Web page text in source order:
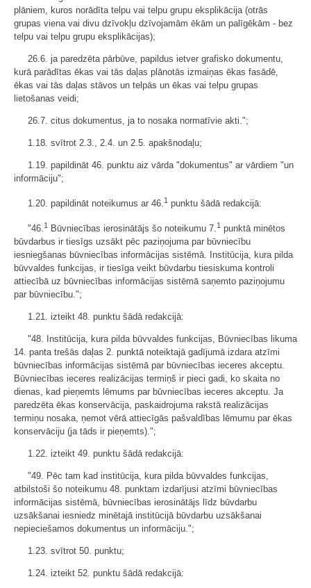
plāniem, kuros norādīta telpu vai telpu grupu eksplikācija (otrās
grupas viena vai divu dzīvokļu dzīvojamām ēkām un palīgēkām - bez
telpu vai telpu grupu eksplikācijas);
26.6. ja paredzēta pārbūve, papildus ietver grafisko dokumentu,
kurā parādītas ēkas vai tās daļas plānotās izmaiņas ēkas fasādē,
ēkas vai tās daļas stāvos un telpās un ēkas vai telpu grupas
lietošanas veidi;
26.7. citus dokumentus, ja to nosaka normatīvie akti.";
1.18. svītrot 2.3., 2.4. un 2.5. apakšnodaļu;
1.19. papildināt 46. punktu aiz vārda "dokumentus" ar vārdiem "un
informāciju";
1.20. papildināt noteikumus ar 46. 1 punktu šādā redakcijā:
"46.1 Būvniecības ierosinātājs šo noteikumu 7.1 punktā minētos
būvdarbus ir tiesīgs uzsākt pēc paziņojuma par būvniecību
iesniegšanas būvniecības informācijas sistēmā. Institūcija, kura pilda
būvvaldes funkcijas, ir tiesīga veikt būvdarbu tiesiskuma kontroli
attiecībā uz būvniecības informācijas sistēmā saņemto paziņojumu
par būvniecību.";
1.21. izteikt 48. punktu šādā redakcijā:
"48. Institūcija, kura pilda būvvaldes funkcijas, Būvniecības likuma
14. panta trešās daļas 2. punktā noteiktajā gadījumā izdara atzīmi
būvniecības informācijas sistēmā par būvniecības ieceres akceptu.
Būvniecības ieceres realizācijas termiņš ir pieci gadi, ko skaita no
dienas, kad pieņemts lēmums par būvniecības ieceres akceptu. Ja
paredzēta ēkas konservācija, paskaidrojuma rakstā realizācijas
termiņu nosaka, ņemot vērā attiecīgās pašvaldības lēmumu par ēkas
konservāciju (ja tāds ir pieņemts).";
1.22. izteikt 49. punktu šādā redakcijā:
"49. Pēc tam kad institūcija, kura pilda būvvaldes funkcijas,
atbilstoši šo noteikumu 48. punktam izdarījusi atzīmi būvniecības
informācijas sistēmā, būvniecības ierosinātājs līdz būvdarbu
uzsākšanai iesniedz minētajā institūcijā būvdarbu uzsākšanai
nepieciešamos dokumentus un informāciju.";
1.23. svītrot 50. punktu;
1.24. izteikt 52. punktu šādā redakcijā: